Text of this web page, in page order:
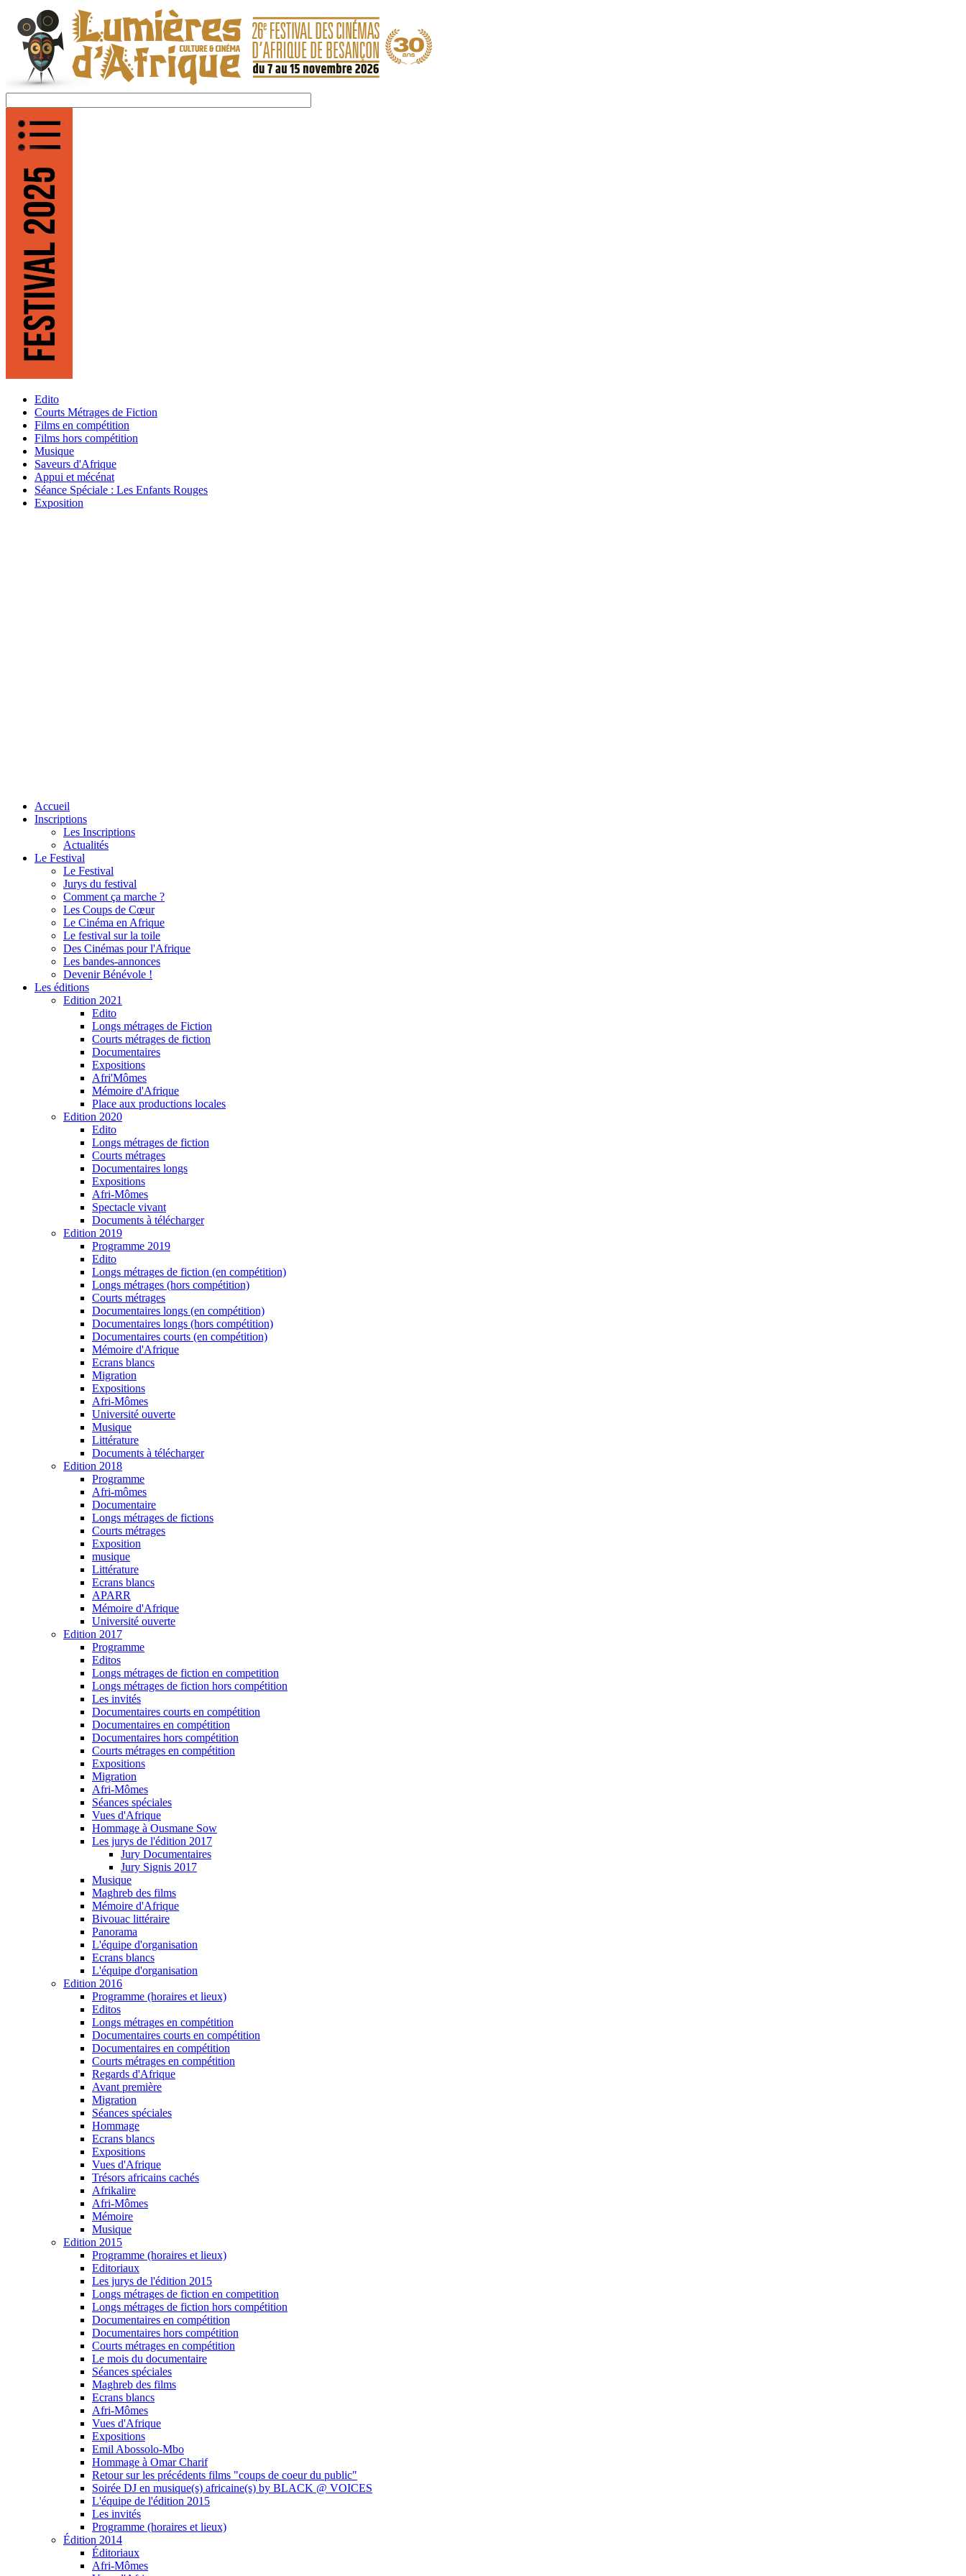
Edito
Courts Métrages de Fiction
Films en compétition
Films hors compétition
Musique
Saveurs d'Afrique
Appui et mécénat
Séance Spéciale : Les Enfants Rouges
Exposition
Accueil
Inscriptions
Les Inscriptions
Actualités
Le Festival
Le Festival
Jurys du festival
Comment ça marche ?
Les Coups de Cœur
Le Cinéma en Afrique
Le festival sur la toile
Des Cinémas pour l'Afrique
Les bandes-annonces
Devenir Bénévole !
Les éditions
Edition 2021
Edito
Longs métrages de Fiction
Courts métrages de fiction
Documentaires
Expositions
Afri'Mômes
Mémoire d'Afrique
Place aux productions locales
Edition 2020
Edito
Longs métrages de fiction
Courts métrages
Documentaires longs
Expositions
Afri-Mômes
Spectacle vivant
Documents à télécharger
Edition 2019
Programme 2019
Edito
Longs métrages de fiction (en compétition)
Longs métrages (hors compétition)
Courts métrages
Documentaires longs (en compétition)
Documentaires longs (hors compétition)
Documentaires courts (en compétition)
Mémoire d'Afrique
Ecrans blancs
Migration
Expositions
Afri-Mômes
Université ouverte
Musique
Littérature
Documents à télécharger
Edition 2018
Programme
Afri-mômes
Documentaire
Longs métrages de fictions
Courts métrages
Exposition
musique
Littérature
Ecrans blancs
APARR
Mémoire d'Afrique
Université ouverte
Edition 2017
Programme
Editos
Longs métrages de fiction en competition
Longs métrages de fiction hors compétition
Les invités
Documentaires courts en compétition
Documentaires en compétition
Documentaires hors compétition
Courts métrages en compétition
Expositions
Migration
Afri-Mômes
Séances spéciales
Vues d'Afrique
Hommage à Ousmane Sow
Les jurys de l'édition 2017
Jury Documentaires
Jury Signis 2017
Musique
Maghreb des films
Mémoire d'Afrique
Bivouac littéraire
Panorama
L'équipe d'organisation
Ecrans blancs
L'équipe d'organisation
Edition 2016
Programme (horaires et lieux)
Editos
Longs métrages en compétition
Documentaires courts en compétition
Documentaires en compétition
Courts métrages en compétition
Regards d'Afrique
Avant première
Migration
Séances spéciales
Hommage
Ecrans blancs
Expositions
Vues d'Afrique
Trésors africains cachés
Afrikalire
Afri-Mômes
Mémoire
Musique
Edition 2015
Programme (horaires et lieux)
Editoriaux
Les jurys de l'édition 2015
Longs métrages de fiction en competition
Longs métrages de fiction hors compétition
Documentaires en compétition
Documentaires hors compétition
Courts métrages en compétition
Le mois du documentaire
Séances spéciales
Maghreb des films
Ecrans blancs
Afri-Mômes
Vues d'Afrique
Expositions
Emil Abossolo-Mbo
Hommage à Omar Charif
Retour sur les précédents films "coups de coeur du public"
Soirée DJ en musique(s) africaine(s) by BLACK @ VOICES
L'équipe de l'édition 2015
Les invités
Programme (horaires et lieux)
Édition 2014
Éditoriaux
Afri-Mômes